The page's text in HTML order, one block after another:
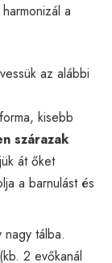
a
az alábbi
kisebb
szárazak
át őket
a barnulást és
nagy tálba.
(kb. 2 evőkanál